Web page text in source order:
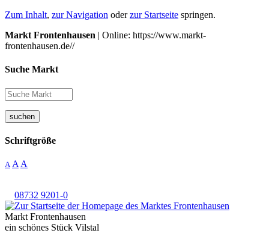
Zum Inhalt, zur Navigation oderzur Startseite springen.
Markt Frontenhausen | Online: https://www.markt-
frontenhausen.de//
Suche Markt
suchen
Schriftgröße
A A A
08732 9201-0
Markt Frontenhausen
ein schönes Stück Vilstal